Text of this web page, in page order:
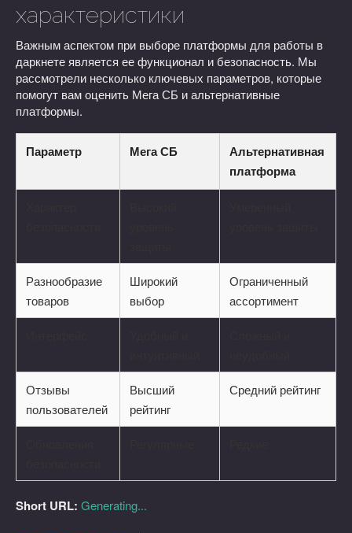
характеристики
Важным аспектом при выборе платформы для работы в
даркнете является ее функционал и безопасность. Мы
рассмотрели несколько ключевых параметров, которые
помогут вам оценить Мега СБ и альтернативные
платформы.
Параметр Мега СБ
Альтернативная
платформа
Разнообразие
товаров
Широкий
выбор
Ограниченный
ассортимент
Отзывы
пользователей
Высший
рейтинг
Средний рейтинг
Short URL: Generating...